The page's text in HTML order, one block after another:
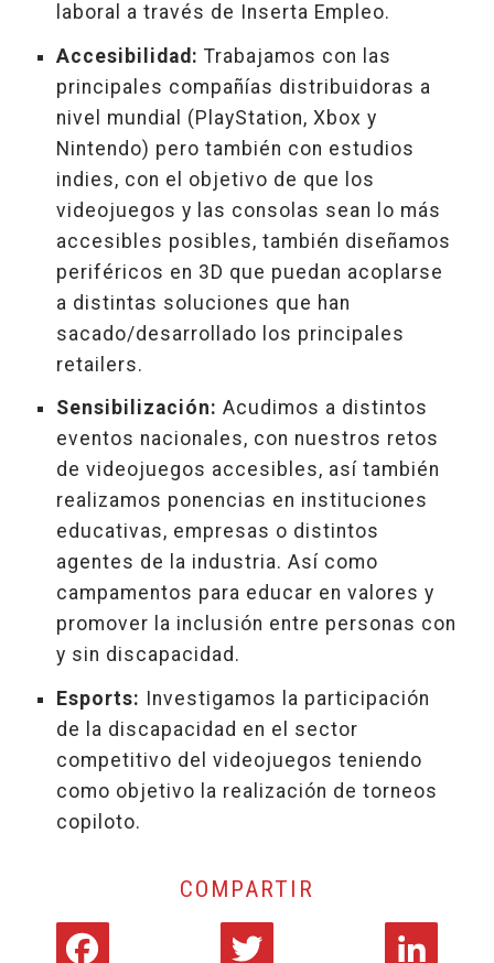
laboral a través de Inserta Empleo.
Accesibilidad: Trabajamos con las
principales compañías distribuidoras a
nivel mundial (PlayStation, Xbox y
Nintendo) pero también con estudios
indies, con el objetivo de que los
videojuegos y las consolas sean lo más
accesibles posibles, también diseñamos
periféricos en 3D que puedan acoplarse
a distintas soluciones que han
sacado/desarrollado los principales
retailers.
Sensibilización: Acudimos a distintos
eventos nacionales, con nuestros retos
de videojuegos accesibles, así también
realizamos ponencias en instituciones
educativas, empresas o distintos
agentes de la industria. Así como
campamentos para educar en valores y
promover la inclusión entre personas con
y sin discapacidad.
Esports: Investigamos la participación
de la discapacidad en el sector
competitivo del videojuegos teniendo
como objetivo la realización de torneos
copiloto.
COMPARTIR